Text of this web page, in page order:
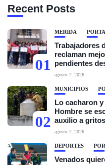
Recent Posts
01
MÉRIDA
Trabajadores
reclaman
pendientes
agosto 7, 2026
02
MUNICIPIOS
Lo cacharon
Hombre se
auxilio a
agosto 7, 2026
DEPORTES
Venados